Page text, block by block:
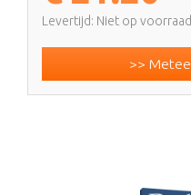
Levertijd: Niet op voorraad
>>